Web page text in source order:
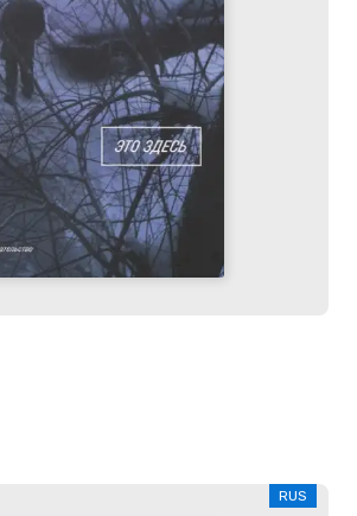
RUS